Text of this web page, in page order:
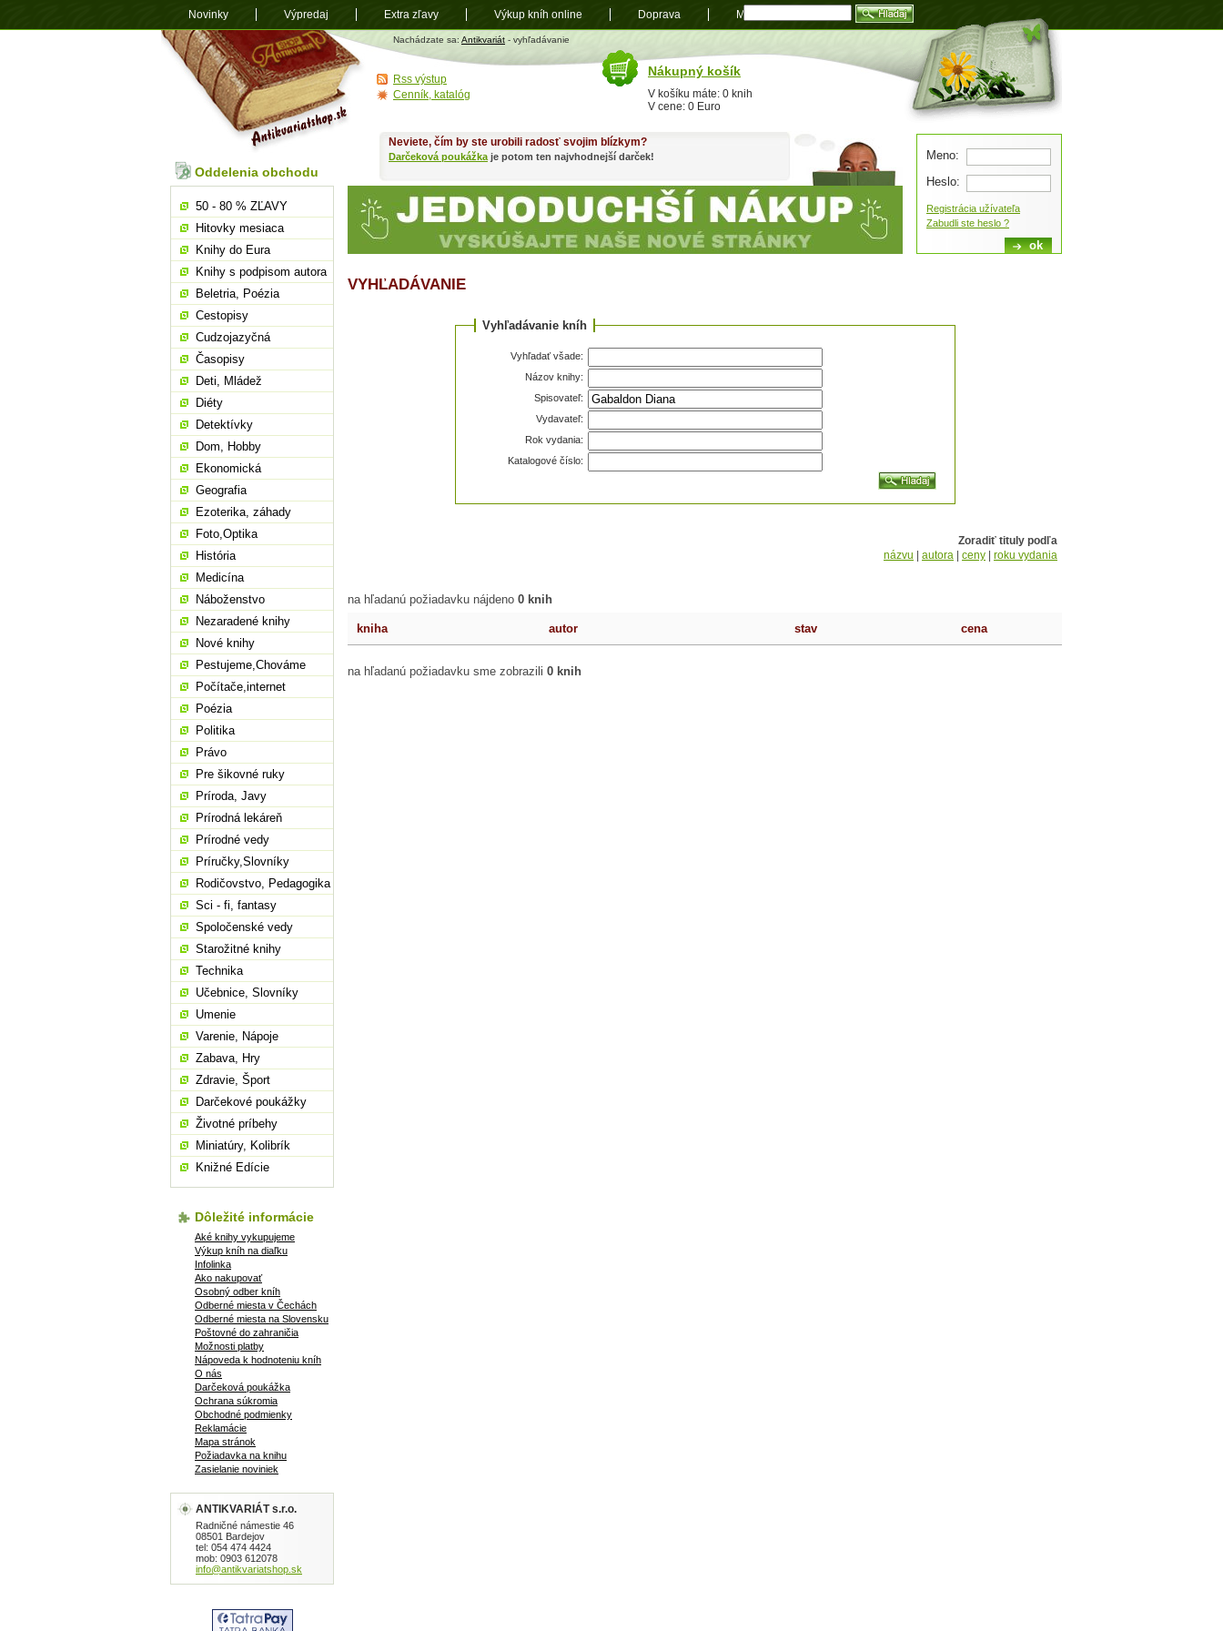
Antikvariát
shop.sk
Nachádzate sa: Antikvariát - vyhľadávanie
VYHĽADÁVANIE
Vyhľadávanie kníh
Vyhľadať všade:
Názov knihy:
Spisovateľ:
Vydavateľ:
Rok vydania:
Katalogové číslo:
Zoradiť tituly podľa
názvu
autora ceny roku vydania
na hľadanú požiadavku nájdeno 0 knih
kniha autor stav cena
na hľadanú požiadavku sme zobrazili 0 knih
Neviete, čím by ste urobili radosť svojim blízkym?
Darčeková poukážka je potom ten najvhodnejší darček!
Oddelenia obchodu
50 - 80 % ZĽAVY
Hitovky mesiaca
Knihy do Eura
Knihy s podpisom autora
Beletria, Poézia
Cestopisy
Cudzojazyčná
Časopisy
Deti, Mládež
Diéty
Detektívky
Dom, Hobby
Ekonomická
Geografia
Ezoterika, záhady
Foto,Optika
História
Medicína
Náboženstvo
Nezaradené knihy
Nové knihy
Pestujeme,Chováme
Počítače,internet
Poézia
Politika
Právo
Pre šikovné ruky
Príroda, Javy
Prírodná lekáreň
Prírodné vedy
Príručky,Slovníky
Rodičovstvo, Pedagogika
Sci - fi, fantasy
Spoločenské vedy
Starožitné knihy
Technika
Učebnice, Slovníky
Umenie
Varenie, Nápoje
Zabava, Hry
Zdravie, Šport
Darčekové poukážky
Životné príbehy
Miniatúry, Kolibrík
Knižné Edície
Dôležité informácie
Aké knihy vykupujeme
Výkup kníh na diaľku
Infolinka
Ako nakupovať
Osobný odber kníh
Odberné miesta v Čechách
Odberné miesta na Slovensku
Poštovné do zahraničia
Možnosti platby
Nápoveda k hodnoteniu kníh
O nás
Darčeková poukážka
Ochrana súkromia
Obchodné podmienky
Reklamácie
Mapa stránok
Požiadavka na knihu
Zasielanie noviniek
ANTIKVARIÁT s.r.o.
Radničné námestie 46
08501 Bardejov
tel: 054 474 4424
mob: 0903 612078
info@antikvariatshop.sk
Meno:
Heslo:
Registrácia užívateľa
Zabudli ste heslo ?
Nákupný košík
V košíku máte: 0 knih
V cene: 0 Euro
Rss výstup
Cenník, katalóg
Novinky Výpredaj Extra zľavy Výkup kníh online Doprava Mapa